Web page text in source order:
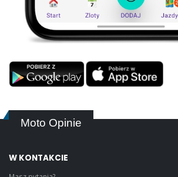
Moto Opinie
W KONTAKCIE